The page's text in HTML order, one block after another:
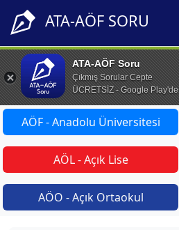
ATA-AÖF SORU
ATA-AÖF Soru
Çıkmış Sorular Cepte
ÜCRETSİZ - Google Play'de
AÖF - Anadolu Üniversitesi
AÖL - Açık Lise
AÖO - Açık Ortaokul